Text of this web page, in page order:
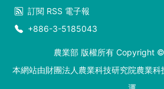
訂閱 RSS 電子報
+886-3-5185043
農業部 版權所有 Copyright
本網站由財團法人農業科技研究院農業